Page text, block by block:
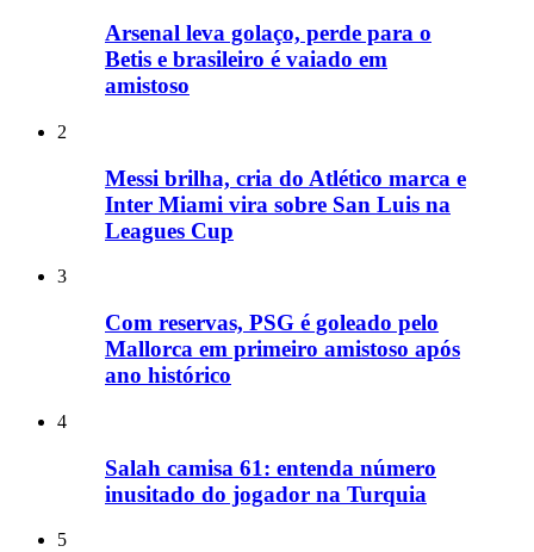
Arsenal leva golaço, perde para o
Betis e brasileiro é vaiado em
amistoso
2
Messi brilha, cria do Atlético marca e
Inter Miami vira sobre San Luis na
Leagues Cup
3
Com reservas, PSG é goleado pelo
Mallorca em primeiro amistoso após
ano histórico
4
Salah camisa 61: entenda número
inusitado do jogador na Turquia
5